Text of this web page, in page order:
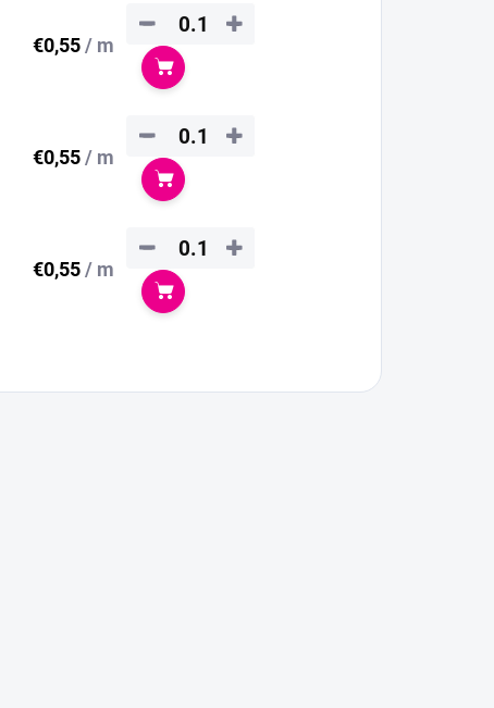
€0,55/ m
+
−
Do košíka
€0,55/ m
+
−
Do košíka
€0,55/ m
+
−
Do košíka